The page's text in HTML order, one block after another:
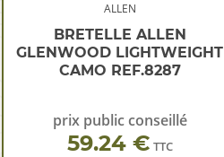
ALLEN
BRETELLE ALLEN
GLENWOOD LIGHTWEIGHT
CAMO REF.8287
prix public conseillé
59.24 € TTC